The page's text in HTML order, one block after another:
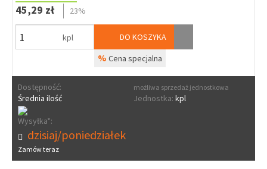
45,29 zł
23%
kpl DO KOSZYKA
% Cena specjalna
Dostępność:
Średnia ilość
możliwa sprzedaż jednostkowa
Jednostka: kpl
Wysyłka*:
dzisiaj/poniedziałek
Zamów teraz